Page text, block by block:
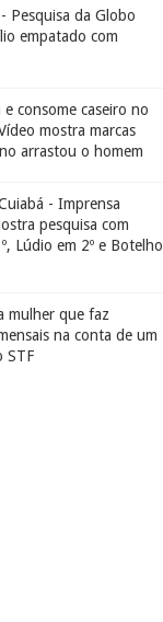
Pesquisa da Globo
empatado com
e consome caseiro no
mostra marcas
arrastou o homem
- Imprensa
pesquisa com
Lúdio em 2º e Botelho
mulher que faz
na conta de um
STF